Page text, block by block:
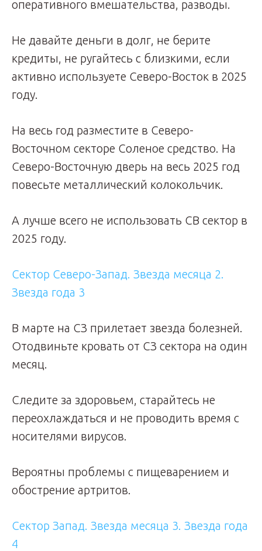
оперативного вмешательства, разводы.
Не давайте деньги в долг, не берите
кредиты, не ругайтесь с близкими, если
активно используете Северо-Восток в 2025
году.
На весь год разместите в Северо-
Восточном секторе Соленое средство. На
Северо-Восточную дверь на весь 2025 год
повесьте металлический колокольчик.
А лучше всего не использовать СВ сектор в
2025 году.
Сектор Северо-Запад. Звезда месяца 2.
Звезда года 3
В марте на СЗ прилетает звезда болезней.
Отодвиньте кровать от СЗ сектора на один
месяц.
Следите за здоровьем, старайтесь не
переохлаждаться и не проводить время с
носителями вирусов.
Вероятны проблемы с пищеварением и
обострение артритов.
Сектор Запад. Звезда месяца 3. Звезда года
4